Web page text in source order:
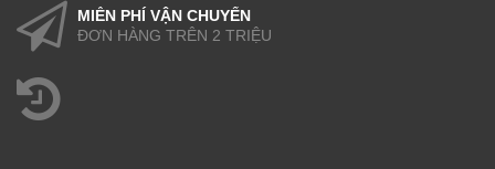
MIỄN PHÍ VẬN CHUYỂN
ĐƠN HÀNG TRÊN 2 TRIỆU